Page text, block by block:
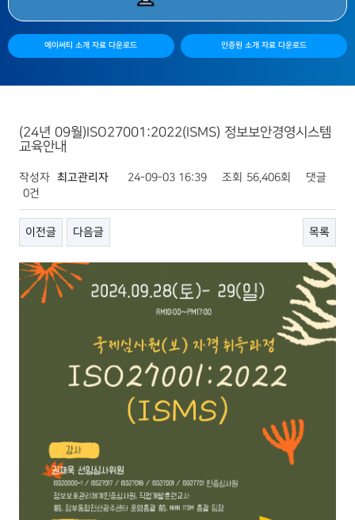
에이써티 소개 자료 다운로드 인증원 소개 자료 다운로드
(24년 09월)ISO27001:2022(ISMS) 정보보안경영시스템
교육안내
작성자 최고관리자 24-09-03 16:39 조회 56,406회
댓글
0건
이전글 다음글 목록